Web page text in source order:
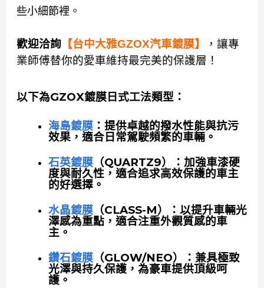
些小細節裡。
歡迎洽詢【台中大雅GZOX汽車鍍膜】
，讓專
業師傅替你的愛車維持最完美的保護層！
以下為GZOX鍍膜日式工法類型：
海島鍍膜：提供卓越的撥水性能與抗污
效果，適合日常駕駛頻繁的車輛。
石英鍍膜（QUARTZ9）：加強車漆硬
度與耐久性，適合追求高效保護的車主
的好選擇。
水晶鍍膜（CLASS-M）：以提升車輛光
澤感為重點，適合注重外觀質感的車
主。
鑽石鍍膜（GLOW/NEO）：兼具極致
光澤與持久保護，為豪車提供頂級呵
護。